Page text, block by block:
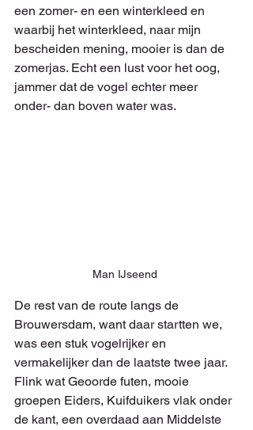
een zomer- en een winterkleed en
waarbij het winterkleed, naar mijn
bescheiden mening, mooier is dan de
zomerjas. Echt een lust voor het oog,
jammer dat de vogel echter meer
onder- dan boven water was.
Man IJseend
De rest van de route langs de
Brouwersdam, want daar startten we,
was een stuk vogelrijker en
vermakelijker dan de laatste twee jaar.
Flink wat Geoorde futen, mooie
groepen Eiders, Kuifduikers vlak onder
de kant, een overdaad aan Middelste